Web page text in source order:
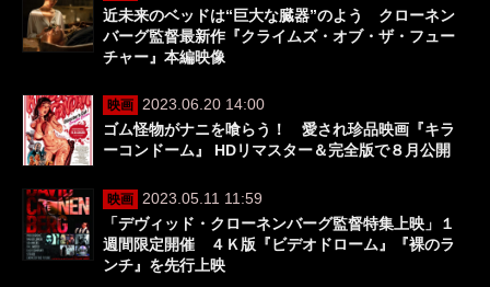
近未来のベッドは“巨大な臓器”のよう クローネン
バーグ監督最新作『クライムズ・オブ・ザ・フュー
チャー』本編映像
映画
2023.06.20 14:00
ゴム怪物がナニを喰らう！ 愛され珍品映画『キラ
ーコンドーム』 HDリマスター＆完全版で８月公開
映画
2023.05.11 11:59
「デヴィッド・クローネンバーグ監督特集上映」１
週間限定開催 ４Ｋ版『ビデオドローム』『裸のラ
ンチ』を先行上映